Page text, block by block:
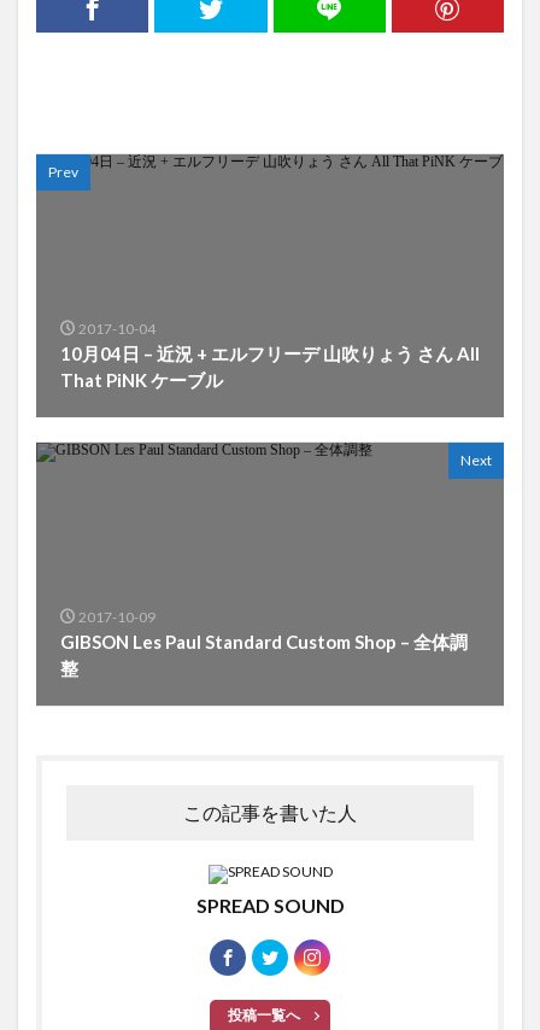
Prev
2017-10-04
10月04日 – 近況 + エルフリーデ 山吹りょう さん All
That PiNK ケーブル
Next
2017-10-09
GIBSON Les Paul Standard Custom Shop – 全体調
整
この記事を書いた人
SPREAD SOUND
投稿一覧へ